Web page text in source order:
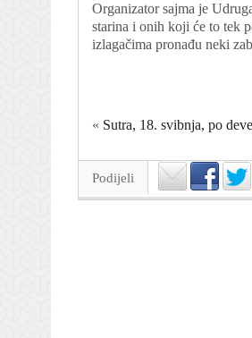
Organizator sajma je
starina i onih koji će to tek
izlagačima pronađu neki
« Sutra, 18. svibnja, po
Podijeli